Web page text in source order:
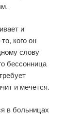
и
кого он
слову
бессонница
и мечется.
в больницах